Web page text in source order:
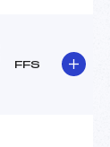
FFS